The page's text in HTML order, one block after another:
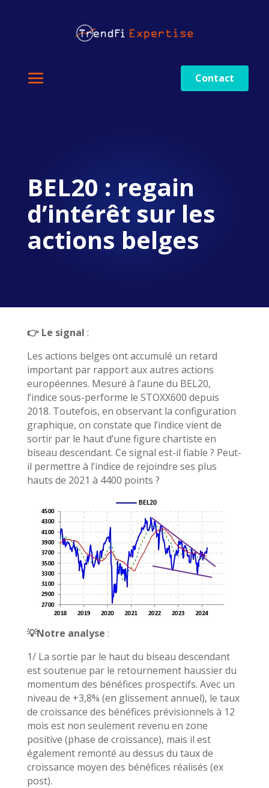
Contact
BEL20 : regain
d’intérêt sur les
actions belges
👉 Le signal :
Les actions belges ont accumulé un retard
important par rapport aux autres actions
européennes. Mesuré à l’aune du BEL20,
l’indice sous-performe le STOXX600 depuis
2018. Toutefois, en observant la configuration
graphique, on constate que l’indice vient de
sortir par le haut d’une figure chartiste en
biseau descendant. Ce signal est-il fiable ? Peut-
il permettre à l’indice de rejoindre ses plus
hauts de 2021 à 4400 points ?
💡Notre analyse :
1/ La sortie par le haut du biseau descendant
est soutenue par le retournement haussier du
momentum des bénéfices prospectifs. Avec un
niveau de +3,8% (en glissement annuel), le taux
de croissance des bénéfices prévisionnels à 12
mois est non seulement revenu en zone
positive (phase de croissance), mais il est
également remonté au dessus du taux de
croissance moyen des bénéfices réalisés (ex
post).